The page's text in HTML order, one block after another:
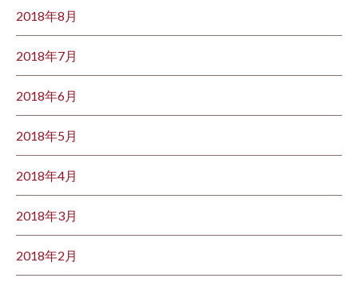
2018年8月
2018年7月
2018年6月
2018年5月
2018年4月
2018年3月
2018年2月